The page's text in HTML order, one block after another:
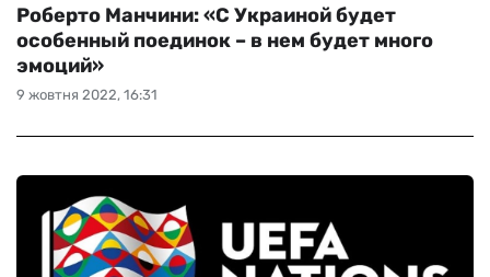
9 жовтня 2022, 16:31
Роберто Манчини: «С Украиной будет
особенный поединок – в нем будет много
эмоций»